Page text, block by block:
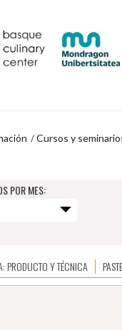
Cursos y
POR MES:
PRODUCTO Y TÉCNICA